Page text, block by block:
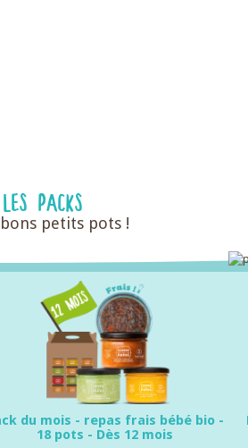
PACKS
petits pots !
du mois - repas frais bébé bio -
18 pots - Dès 12 mois